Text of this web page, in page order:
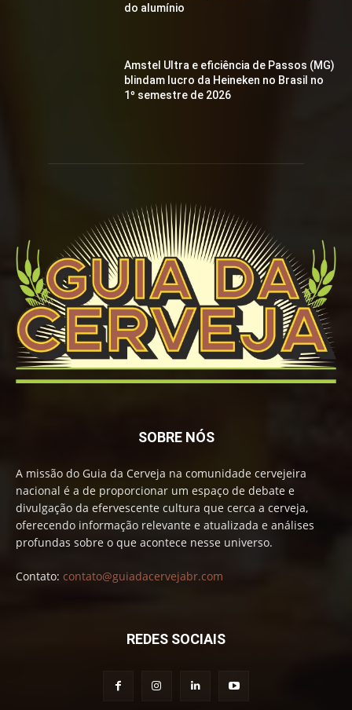
do alumínio
Amstel Ultra e eficiência de Passos (MG)
blindam lucro da Heineken no Brasil no
1º semestre de 2026
SOBRE NÓS
A missão do Guia da Cerveja na comunidade cervejeira
nacional é a de proporcionar um espaço de debate e
divulgação da efervescente cultura que cerca a cerveja,
oferecendo informação relevante e atualizada e análises
profundas sobre o que acontece nesse universo.
Contato: contato@guiadacervejabr.com
REDES SOCIAIS